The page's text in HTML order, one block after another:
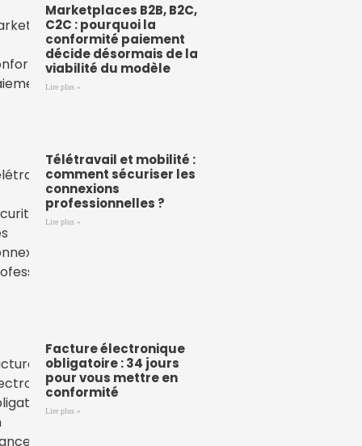
Marketplaces B2B, B2C,
C2C : pourquoi la
conformité paiement
décide désormais de la
viabilité du modèle
Lire plus »
Télétravail et mobilité :
comment sécuriser les
connexions
professionnelles ?
Lire plus »
Facture électronique
obligatoire : 34 jours
pour vous mettre en
conformité
Lire plus »